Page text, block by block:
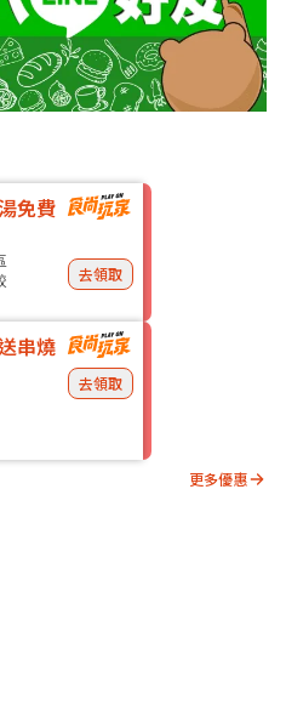
免費
去領取
串燒
去領取
更多優惠